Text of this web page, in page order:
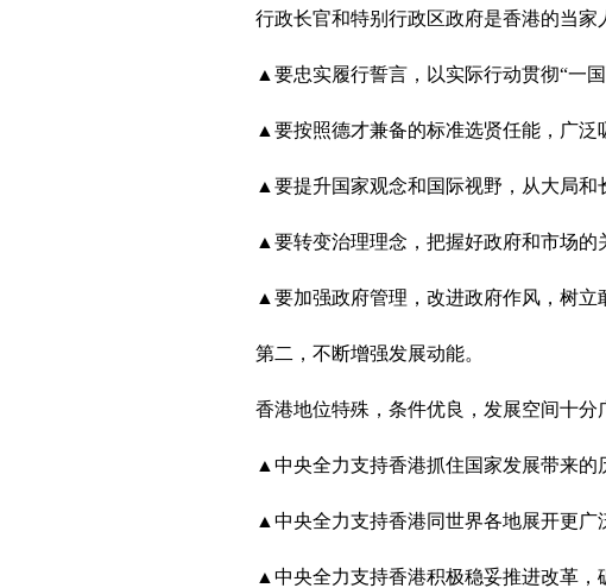
行政长官和特别行政区政府是香港的当家
▲要忠实履行誓言，以实际行动贯彻“一
▲要按照德才兼备的标准选贤任能，广泛
▲要提升国家观念和国际视野，从大局和
▲要转变治理理念，把握好政府和市场的
▲要加强政府管理，改进政府作风，树立
第二，不断增强发展动能。
香港地位特殊，条件优良，发展空间十分
▲中央全力支持香港抓住国家发展带来的
▲中央全力支持香港同世界各地展开更广
▲中央全力支持香港积极稳妥推进改革，